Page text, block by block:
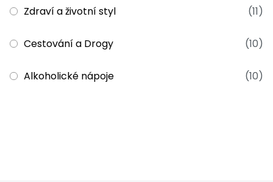
Zdraví a životní styl (11)
Cestování a Drogy (10)
Alkoholické nápoje (10)